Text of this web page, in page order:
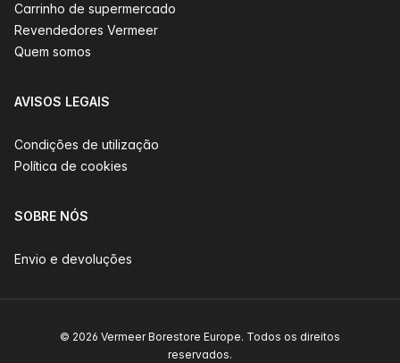
Carrinho de supermercado
Revendedores Vermeer
Quem somos
AVISOS LEGAIS
Condições de utilização
Política de cookies
SOBRE NÓS
Envio e devoluções
© 2026 Vermeer Borestore Europe. Todos os direitos
reservados.